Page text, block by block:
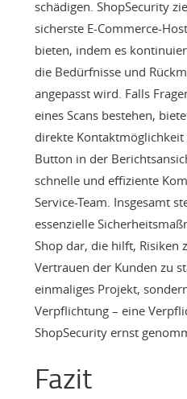
schädigen. ShopSecurity
sicherste E-Commerce-
bieten, indem es
die Bedürfnisse und
angepasst wird. Falls
eines Scans bestehen,
direkte
Button in der
schnelle und effiziente
Service-Team. Insgesamt
essenzielle
Shop dar, die hilft, Risiken
Vertrauen der Kunden zu
einmaliges Projekt,
Verpflichtung – eine
ShopSecurity ernst
Fazit